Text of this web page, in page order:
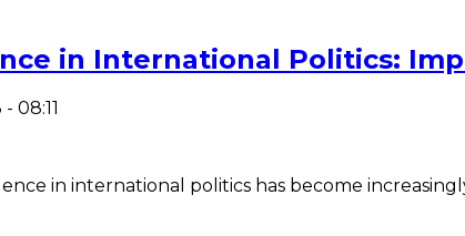
in International Politics:
08:11
in international politics has become